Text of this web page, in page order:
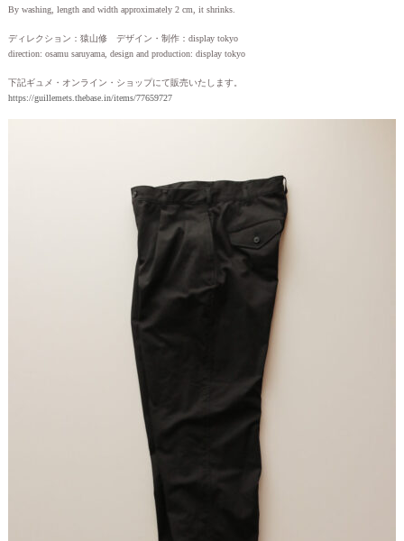
By washing, length and width approximately 2 cm, it shrinks.
ディレクション：猿山修 デザイン・制作：display tokyo
direction: osamu saruyama, design and production: display tokyo
下記ギュメ・オンライン・ショップにて販売いたします。
https://guillemets.thebase.in/items/77659727